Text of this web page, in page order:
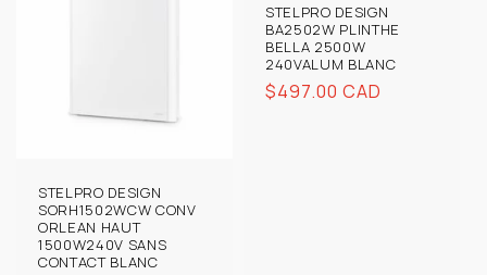
STELPRO DESIGN
SORH1502WCW CONV
ORLEAN HAUT
1500W240V SANS
CONTACT BLANC
STELPRO DESIGN
BA2502W PLINTHE
BELLA 2500W
240VALUM BLANC
Prix
$497.00 CAD